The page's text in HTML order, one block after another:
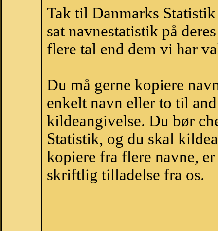
Tak til Danmarks
sat navnestatistik på
flere tal end dem vi har
Du må gerne kopiere
enkelt navn eller to til
kildeangivelse. Du bør
Statistik, og du skal
kopiere fra flere navne,
skriftlig tilladelse fra os.